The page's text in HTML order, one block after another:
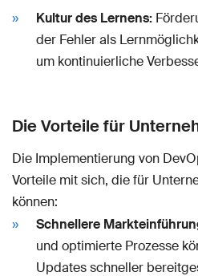
Kultur des Lernens:
der Fehler als
um kontinuierliche
Die Vorteile für
Die Implementierung von
Vorteile mit sich, die für
können:
Schnellere
und optimierte Prozesse
Updates schneller